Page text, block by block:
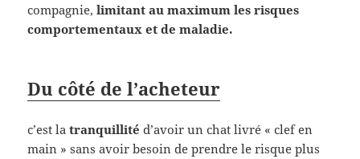
compagnie,limitant au maximum les risques
comportementaux et de maladie.
Du côté de l’acheteur
c’est latranquillitéd’avoir un chat livré « clef en
main » sans avoir besoin de prendre le risque plus